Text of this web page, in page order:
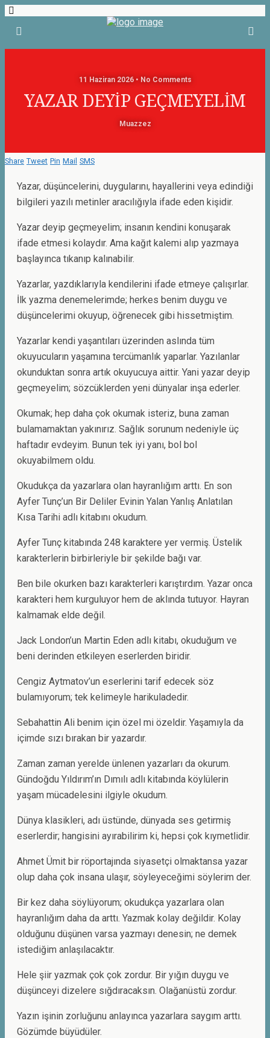
11 Haziran 2026 • No Comments
YAZAR DEYİP GEÇMEYELİM
Muazzez
Share Tweet Pin Mail SMS
Yazar, düşüncelerini, duygularını, hayallerini veya edindiği
bilgileri yazılı metinler aracılığıyla ifade eden kişidir.
Yazar deyip geçmeyelim; insanın kendini konuşarak
ifade etmesi kolaydır. Ama kağıt kalemi alıp yazmaya
başlayınca tıkanıp kalınabilir.
Yazarlar, yazdıklarıyla kendilerini ifade etmeye çalışırlar.
İlk yazma denemelerimde; herkes benim duygu ve
düşüncelerimi okuyup, öğrenecek gibi hissetmiştim.
Yazarlar kendi yaşantıları üzerinden aslında tüm
okuyucuların yaşamına tercümanlık yaparlar. Yazılanlar
okunduktan sonra artık okuyucuya aittir. Yani yazar deyip
geçmeyelim; sözcüklerden yeni dünyalar inşa ederler.
Okumak; hep daha çok okumak isteriz, buna zaman
bulamamaktan yakınırız. Sağlık sorunum nedeniyle üç
haftadır evdeyim. Bunun tek iyi yanı, bol bol
okuyabilmem oldu.
Okudukça da yazarlara olan hayranlığım arttı. En son
Ayfer Tunç’un Bir Deliler Evinin Yalan Yanlış Anlatılan
Kısa Tarihi adlı kitabını okudum.
Ayfer Tunç kitabında 248 karaktere yer vermiş. Üstelik
karakterlerin birbirleriyle bir şekilde bağı var.
Ben bile okurken bazı karakterleri karıştırdım. Yazar onca
karakteri hem kurguluyor hem de aklında tutuyor. Hayran
kalmamak elde değil.
Jack London’un Martin Eden adlı kitabı, okuduğum ve
beni derinden etkileyen eserlerden biridir.
Cengiz Aytmatov’un eserlerini tarif edecek söz
bulamıyorum; tek kelimeyle harikuladedir.
Sebahattin Ali benim için özel mi özeldir. Yaşamıyla da
içimde sızı bırakan bir yazardır.
Zaman zaman yerelde ünlenen yazarları da okurum.
Gündoğdu Yıldırım’ın Dımılı adlı kitabında köylülerin
yaşam mücadelesini ilgiyle okudum.
Dünya klasikleri, adı üstünde, dünyada ses getirmiş
eserlerdir; hangisini ayırabilirim ki, hepsi çok kıymetlidir.
Ahmet Ümit bir röportajında siyasetçi olmaktansa yazar
olup daha çok insana ulaşır, söyleyeceğimi söylerim der.
Bir kez daha söylüyorum; okudukça yazarlara olan
hayranlığım daha da arttı. Yazmak kolay değildir. Kolay
olduğunu düşünen varsa yazmayı denesin; ne demek
istediğim anlaşılacaktır.
Hele şiir yazmak çok çok zordur. Bir yığın duygu ve
düşünceyi dizelere sığdıracaksın. Olağanüstü zordur.
Yazın işinin zorluğunu anlayınca yazarlara saygım arttı.
Gözümde büyüdüler.